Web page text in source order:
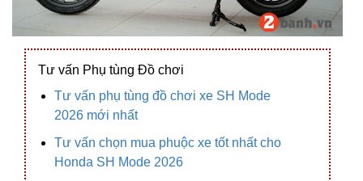
Tư vấn Phụ tùng Đồ chơi
Tư vấn phụ tùng đồ chơi xe SH Mode
2026 mới nhất
Tư vấn chọn mua phuộc xe tốt nhất cho
Honda SH Mode 2026